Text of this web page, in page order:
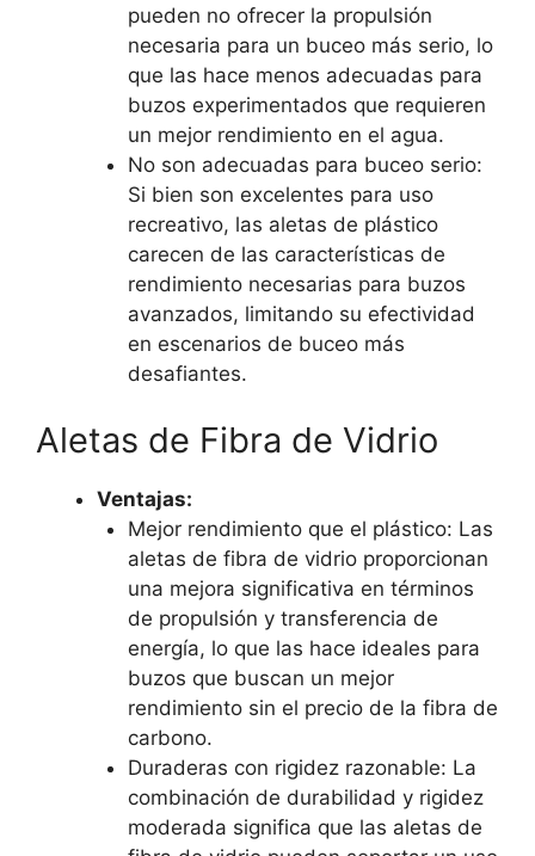
pueden no ofrecer la propulsión
necesaria para un buceo más serio, lo
que las hace menos adecuadas para
buzos experimentados que requieren
un mejor rendimiento en el agua.
No son adecuadas para buceo serio:
Si bien son excelentes para uso
recreativo, las aletas de plástico
carecen de las características de
rendimiento necesarias para buzos
avanzados, limitando su efectividad
en escenarios de buceo más
desafiantes.
Aletas de Fibra de Vidrio
Ventajas:
Mejor rendimiento que el plástico: Las
aletas de fibra de vidrio proporcionan
una mejora significativa en términos
de propulsión y transferencia de
energía, lo que las hace ideales para
buzos que buscan un mejor
rendimiento sin el precio de la fibra de
carbono.
Duraderas con rigidez razonable: La
combinación de durabilidad y rigidez
moderada significa que las aletas de